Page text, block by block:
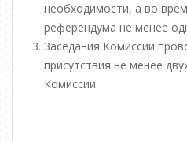
необходимости, а во
референдума не менее
Заседания Комиссии
присутствия не менее
Комиссии.